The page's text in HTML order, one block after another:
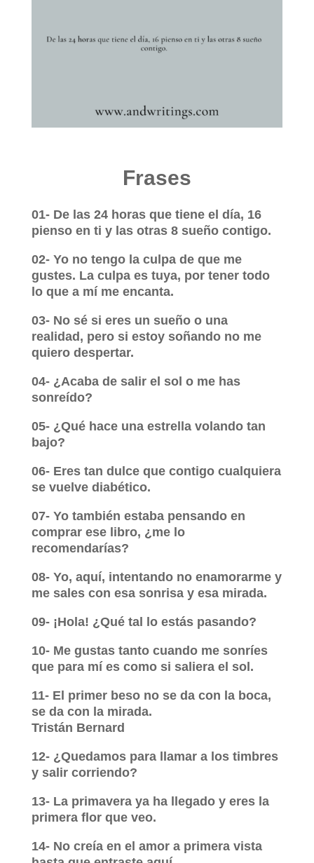
Frases
01- De las 24 horas que tiene el día, 16
pienso en ti y las otras 8 sueño contigo.
02- Yo no tengo la culpa de que me
gustes. La culpa es tuya, por tener todo
lo que a mí me encanta.
03- No sé si eres un sueño o una
realidad, pero si estoy soñando no me
quiero despertar.
04- ¿Acaba de salir el sol o me has
sonreído?
05- ¿Qué hace una estrella volando tan
bajo?
06- Eres tan dulce que contigo cualquiera
se vuelve diabético.
07- Yo también estaba pensando en
comprar ese libro, ¿me lo
recomendarías?
08- Yo, aquí, intentando no enamorarme y
me sales con esa sonrisa y esa mirada.
09- ¡Hola! ¿Qué tal lo estás pasando?
10- Me gustas tanto cuando me sonríes
que para mí es como si saliera el sol.
11- El primer beso no se da con la boca,
se da con la mirada.
Tristán Bernard
12- ¿Quedamos para llamar a los timbres
y salir corriendo?
13- La primavera ya ha llegado y eres la
primera flor que veo.
14- No creía en el amor a primera vista